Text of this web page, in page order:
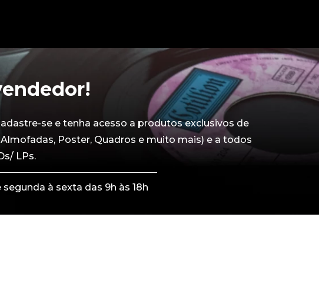
se e tenha acesso a produtos exclusivos de
Poster, Quadros e muito mais) e a todos
LPs.
segunda à sexta das 9h às 18h